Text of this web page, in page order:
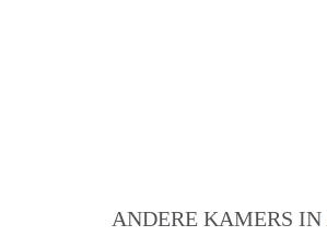
ANDERE KAMERS IN